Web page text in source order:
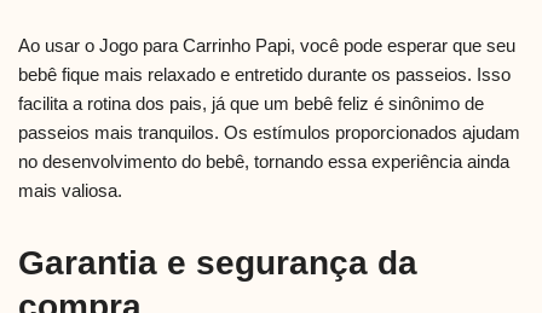
Ao usar o Jogo para Carrinho Papi, você pode esperar que seu
bebê fique mais relaxado e entretido durante os passeios. Isso
facilita a rotina dos pais, já que um bebê feliz é sinônimo de
passeios mais tranquilos. Os estímulos proporcionados ajudam
no desenvolvimento do bebê, tornando essa experiência ainda
mais valiosa.
Garantia e segurança da